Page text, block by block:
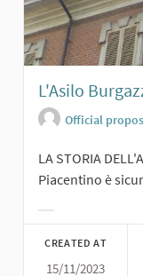
L'Asilo
Official
LA STORIA
Piacentino è
CREATED AT
15/11/2023